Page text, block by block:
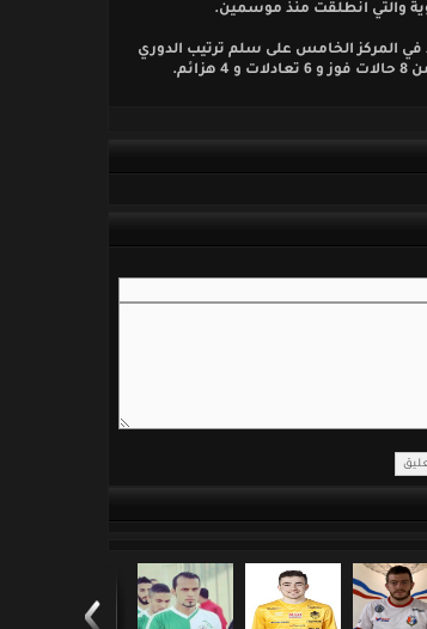
والتي انطلقت منذ موسمين.
في المركز الخامس على سلم ترتيب الدوري